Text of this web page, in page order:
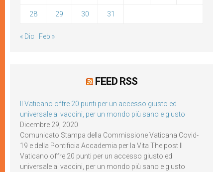
28 29 30 31
« Dic Feb »
FEED RSS
Il Vaticano offre 20 punti per un accesso giusto ed
universale ai vaccini, per un mondo più sano e giusto
Dicembre 29, 2020
Comunicato Stampa della Commissione Vaticana Covid-
19 e della Pontificia Accademia per la Vita The post Il
Vaticano offre 20 punti per un accesso giusto ed
universale ai vaccini, per un mondo più sano e giusto